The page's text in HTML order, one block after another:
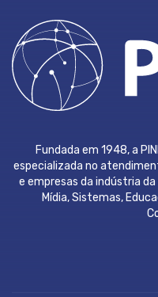
Fundada em 1948, a
especializada no
e empresas da indústria
Mídia, Sistemas,